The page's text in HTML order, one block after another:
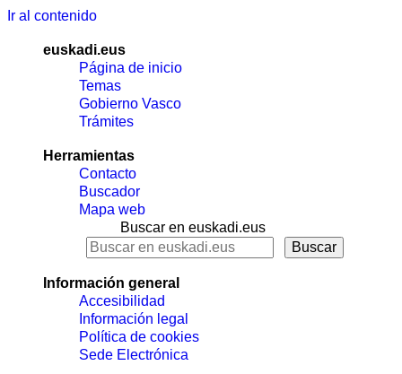
Ir al contenido
euskadi.eus
Página de inicio
Temas
Gobierno Vasco
Trámites
Herramientas
Contacto
Buscador
Mapa web
Buscar en euskadi.eus
Información general
Accesibilidad
Información legal
Política de cookies
Sede Electrónica